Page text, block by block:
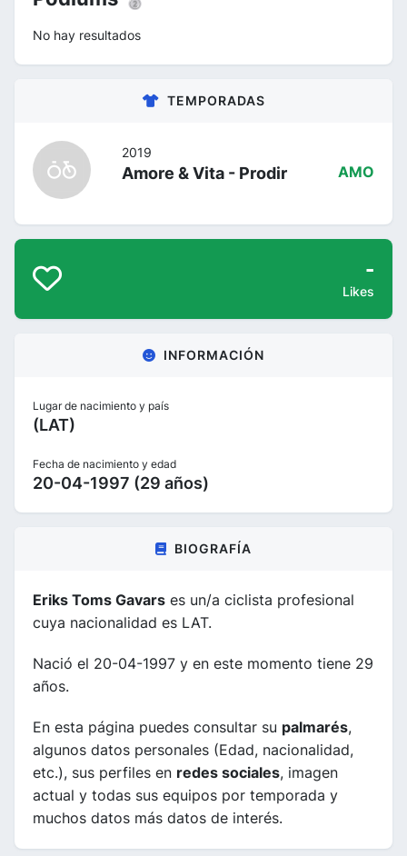
No hay resultados
TEMPORADAS
2019
Amore & Vita - Prodir AMO
-
Likes
INFORMACIÓN
Lugar de nacimiento y país
(LAT)
Fecha de nacimiento y edad
20-04-1997 (29 años)
BIOGRAFÍA
Eriks Toms Gavars es un/a ciclista profesional
cuya nacionalidad es LAT.
Nació el 20-04-1997 y en este momento tiene 29
años.
En esta página puedes consultar su palmarés,
algunos datos personales (Edad, nacionalidad,
etc.), sus perfiles en redes sociales, imagen
actual y todas sus equipos por temporada y
muchos datos más datos de interés.